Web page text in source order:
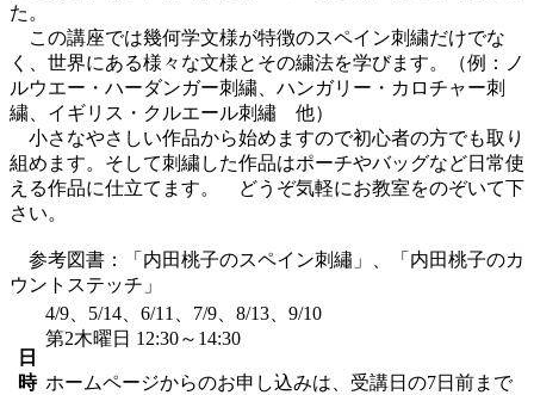
た。
この講座では幾何学文様が特徴のスペイン刺繍だけでな
く、世界にある様々な文様とその繍法を学びます。（例：ノ
ルウエー・ハーダンガー刺繍、ハンガリー・カロチャー刺
繍、イギリス・クルエール刺繡 他）
小さなやさしい作品から始めますので初心者の方でも取り
組めます。そして刺繍した作品はポーチやバッグなど日常使
える作品に仕立てます。 どうぞ気軽にお教室をのぞいて下
さい。
参考図書：「内田桃子のスペイン刺繡」、「内田桃子のカ
ウントステッチ」
日
時
4/9、5/14、6/11、7/9、8/13、9/10
第2木曜日 12:30～14:30
ホームページからのお申し込みは、受講日の7日前まで